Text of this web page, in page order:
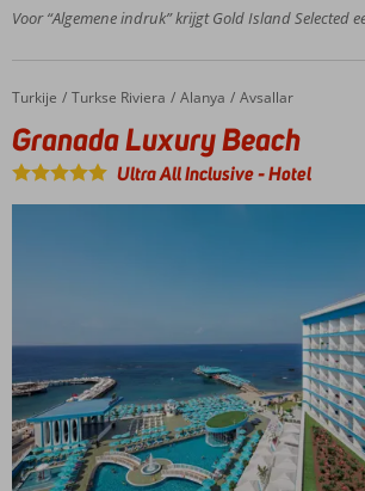
restaurants
met
Inclusive
met
24/7
drankjes
Voor “Algemene indruk” krijgt Gold Island Selected
Home
Turkije Turkse Riviera Alanya Avsallar
Granada Luxury Beach
Granada Luxury Beach
Ultra All Inclusive-Hotel